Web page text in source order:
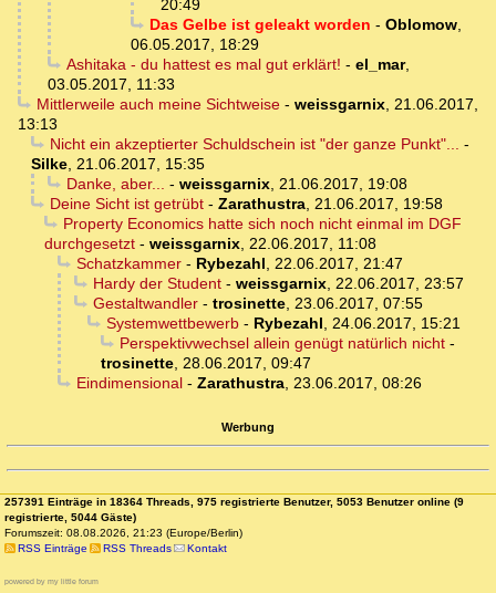
20:49
Das Gelbe ist geleakt worden - Oblomow,
06.05.2017, 18:29
Ashitaka - du hattest es mal gut erklärt! - el_mar,
03.05.2017, 11:33
Mittlerweile auch meine Sichtweise- weissgarnix, 21.06.2017,
13:13
Nicht ein akzeptierter Schuldschein ist "der ganze Punkt"... -
Silke, 21.06.2017, 15:35
Danke, aber... - weissgarnix, 21.06.2017, 19:08
Deine Sicht ist getrübt- Zarathustra, 21.06.2017, 19:58
Property Economics hatte sich noch nicht einmal im DGF
durchgesetzt - weissgarnix, 22.06.2017, 11:08
Schatzkammer- Rybezahl, 22.06.2017, 21:47
Hardy der Student- weissgarnix, 22.06.2017, 23:57
Gestaltwandler- trosinette, 23.06.2017, 07:55
Systemwettbewerb- Rybezahl, 24.06.2017, 15:21
Perspektivwechsel allein genügt natürlich nicht-
trosinette, 28.06.2017, 09:47
Eindimensional- Zarathustra, 23.06.2017, 08:26
Werbung
257391 Einträge in 18364 Threads, 975 registrierte Benutzer, 5053 Benutzer online (9
registrierte, 5044 Gäste)
Forumszeit: 08.08.2026, 21:23 (Europe/Berlin)
RSS Einträge
RSS Threads Kontakt
powered by my little forum